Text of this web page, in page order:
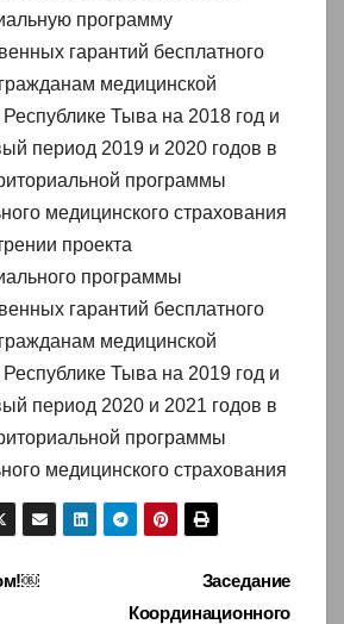
программу
гарантий бесплатного
медицинской
Тыва на 2018 год и
период 2019 и 2020 годов в
программы
медицинского страхования
проекта
программы
гарантий бесплатного
медицинской
Тыва на 2019 год и
период 2020 и 2021 годов в
программы
медицинского страхования
Заседание
Координационного